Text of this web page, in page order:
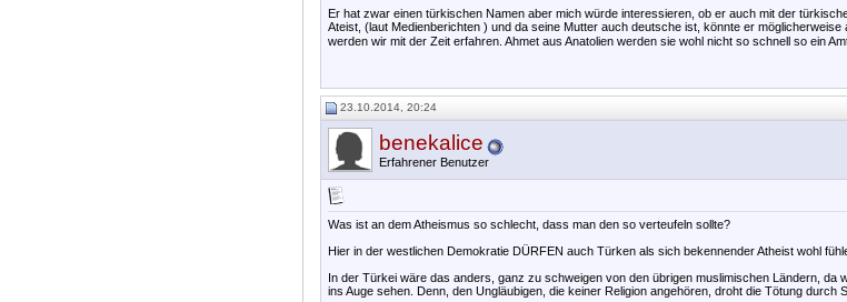
Er hat zwar einen türkischen Namen aber mich würde interessieren, ob er auch mit der
Ateist, (laut Medienberichten ) und da seine Mutter auch deutsche ist, könnte er
werden wir mit der Zeit erfahren. Ahmet aus Anatolien werden sie wohl nicht so schnell so ein
23.10.2014, 20:24
benekalice
Erfahrener Benutzer
Was ist an dem Atheismus so schlecht, dass man den so verteufeln sollte?
Hier in der westlichen Demokratie DÜRFEN auch Türken als sich bekennender Atheist wohl
In der Türkei wäre das anders, ganz zu schweigen von den übrigen muslimischen Ländern, da
ins Auge sehen. Denn, den Ungläubigen, die keiner Religion angehören, droht die Tötung durch